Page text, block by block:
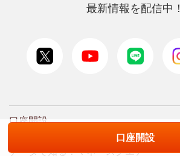
最新情報を配信中！
口座開設
データで知る！マネースクエア
口座開設